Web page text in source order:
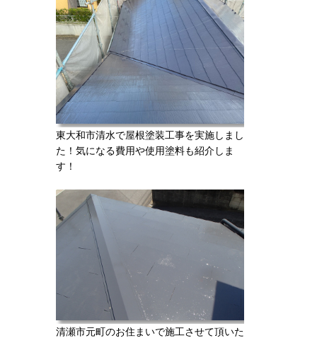
東大和市清水で屋根塗装工事を実施しまし
た！気になる費用や使用塗料も紹介しま
す！
清瀬市元町のお住まいで施工させて頂いた